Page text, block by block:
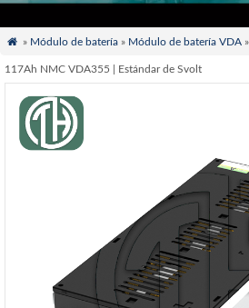
 » Módulo de batería» Módulo de batería VDA»
117Ah NMC VDA355 | Estándar de Svolt